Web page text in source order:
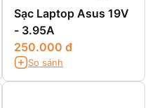
Sạc Laptop Asus 19V
- 3.95A
250.000 đ
So sánh